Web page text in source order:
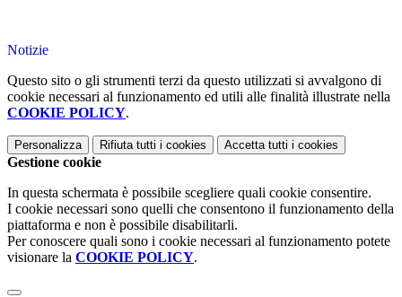
Notizie
Questo sito o gli strumenti terzi da questo utilizzati si avvalgono di
cookie necessari al funzionamento ed utili alle finalità illustrate nella
COOKIE POLICY.
Personalizza Rifiuta tutti i cookies Accetta tutti i cookies
Gestione cookie
In questa schermata è possibile scegliere quali cookie consentire.
I cookie necessari sono quelli che consentono il funzionamento della
piattaforma e non è possibile disabilitarli.
Per conoscere quali sono i cookie necessari al funzionamento potete
visionare la COOKIE POLICY.